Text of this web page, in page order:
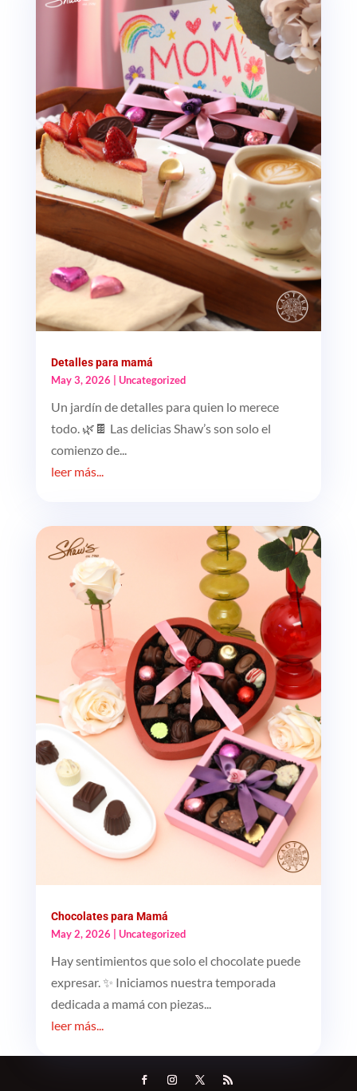
Detalles para mamá
May 3, 2026
Uncategorized
Un jardín de detalles para quien lo merece
todo. 🌿🍫 Las delicias Shaw’s son solo el
comienzo de...
leer más...
Chocolates para Mamá
May 2, 2026
Uncategorized
Hay sentimientos que solo el chocolate puede
expresar. ✨ Iniciamos nuestra temporada
dedicada a mamá con piezas...
leer más...